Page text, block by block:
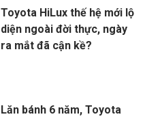
Toyota HiLux thế hệ mới lộ
diện ngoài đời thực, ngày
ra mắt đã cận kề?
Lăn bánh 6 năm, Toyota